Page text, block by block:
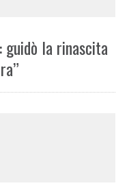
guidò la rinascita